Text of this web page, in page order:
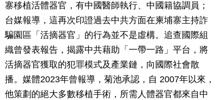
寨移植活體器官，有中國醫師執行、中國籍協調員；
台媒報導，這再次印證過去中共方面在柬埔寨主持詐
騙園區「活摘器官」的行為並不是虛構。追查國際組
織曾發表報告，揭露中共藉助「一帶一路」平台，將
活摘器官獲取的犯罪模式及產業鏈，向國際社會散
播。媒體2023年曾報導，菊池承認，自 2007年以來，
他策劃的絕大多數移植手術，所需人體器官都來自中